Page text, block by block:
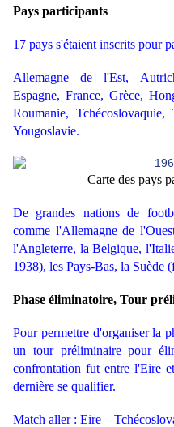
Pays participants
17 pays s'étaient inscrits pour
Allemagne de l'Est,
Espagne, France, Grèce,
Roumanie,
Yougoslavie.
Carte des pays
De grandes nations de
comme l'Allemagne de
l'Angleterre, la Belgique,
1938), les Pays-Bas, la
Phase éliminatoire, Tour
Pour permettre d'organiser la
un tour préliminaire pour
confrontation fut entre l'Eire
dernière se qualifier.
Match aller : Eire –